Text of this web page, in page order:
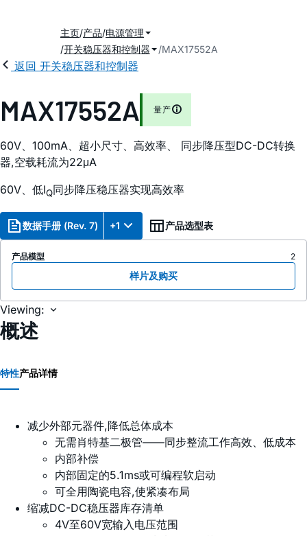
主页 产品 电源管理
开关稳压器和控制器
MAX17552A
返回 开关稳压器和控制器
MAX17552A 量产
60V、100mA、超小尺寸、高效率、 同步降压型DC-DC转换
器,空载耗流为22μA
60V、低IQ同步降压稳压器实现高效率
数据手册 (Rev. 7) +1 产品选型表
产品模型 2
样片及购买
Viewing:
概述
特性产品详情
减少外部元器件,降低总体成本
无需肖特基二极管——同步整流工作高效、低成本
内部补偿
内部固定的5.1ms或可编程软启动
可全用陶瓷电容,使紧凑布局
缩减DC-DC稳压器库存清单
4V至60V宽输入电压范围